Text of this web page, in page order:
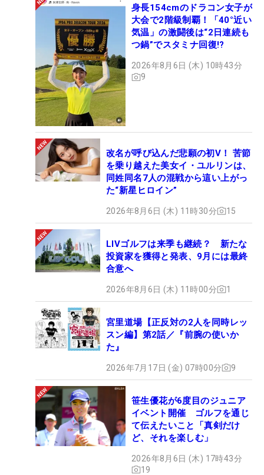
身長154cmのドラコン女子が
大会で2階級制覇！「40°近い
気温」の激闘後は“2日連続も
つ鍋”でスタミナ回復!?
2026年8月6日 (木) 10時43分
9
改名が呼び込んだ悲願の初V！ 苦節
を乗り越えた美女イ・ユルリンは、
同姓同名7人の混戦から這い上がっ
た“新星ヒロイン”
2026年8月6日 (木) 11時30分 15
LIVゴルフは来季も継続？ 新たな
投資家を獲得と発表、9月には最終
合意へ
2026年8月6日 (木) 11時00分 1
宮里道場【正反対の2人を同時レッ
スン編】第2話／『前腕の使いか
た』
2026年7月17日 (金) 07時00分 9
笹生優花が6度目のジュニア
イベント開催 ゴルフを通じ
て伝えたいこと「真剣だけ
ど、それを楽しむ」
2026年8月6日 (木) 17時43分
19